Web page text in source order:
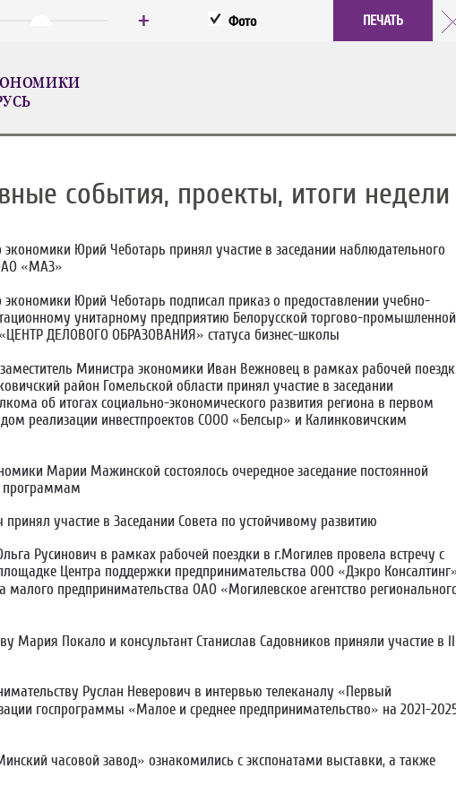
+ Фото ПЕЧАТЬ
события, проекты, итоги недели
экономики Юрий Чеботарь принял участие в заседании наблюдательного
«МАЗ»
экономики Юрий Чеботарь подписал приказ о предоставлении учебно-
унитарному предприятию Белорусской торгово-промышленной
ДЕЛОВОГО ОБРАЗОВАНИЯ» статуса бизнес-школы
Министра экономики Иван Вежновец в рамках рабочей
район Гомельской области принял участие в заседании
об итогах социально-экономического развития региона в первом
реализации инвестпроектов СООО «Белсыр» и Калинковичским
Марии Мажинской состоялось очередное заседание постоянной
программам
участие в Заседании Совета по устойчивому развитию
Русинович в рамках рабочей поездки в г.Могилев провела встречу с
Центра поддержки предпринимательства ООО «Дэкро
предпринимательства ОАО «Могилевское агентство
Мария Покало и консультант Станислав Садовников приняли участие в
Руслан Неверович в интервью телеканалу «Первый
госпрограммы «Малое и среднее предпринимательство» на 2021-
часовой завод» ознакомились с экспонатами выставки, а также